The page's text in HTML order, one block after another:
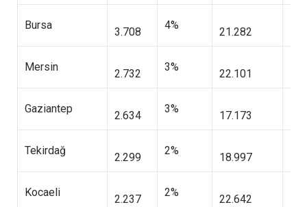
Bursa
3.708
4%
21.282
Mersin
2.732
3%
22.101
Gaziantep
2.634
3%
17.173
Tekirdağ
2.299
2%
18.997
Kocaeli
2.237
2%
22.642